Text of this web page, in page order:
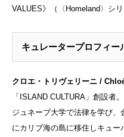
VALUES》（〈Homeland〉シ
キュレータープロフィー
クロエ・トリヴェリーニ /
「ISLAND CULTURA」創設者。
ジュネーブ大学で法律を学び
にカリブ海の島に移住しキュ